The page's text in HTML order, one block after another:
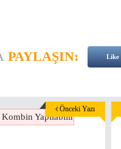
PAYLAŞIN: Like
Önceki Yazı